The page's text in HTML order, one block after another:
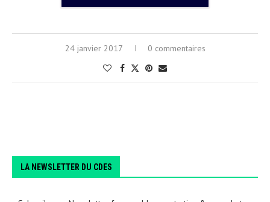
24 janvier 2017 0 commentaires
LA NEWSLETTER DU CDES